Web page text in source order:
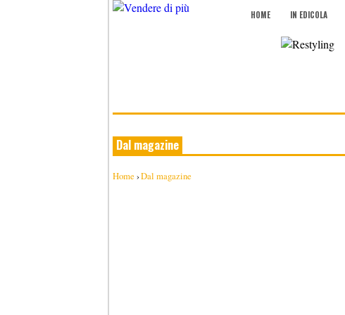
HOME IN EDICOLA
Dal magazine
Home ›Dal magazine